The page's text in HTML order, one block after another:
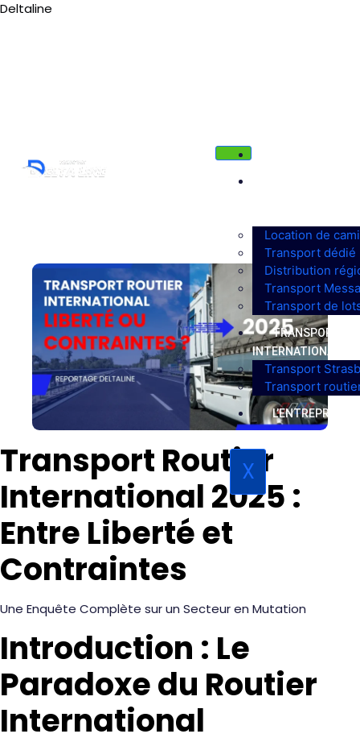
Deltaline
Location de
Transport dédié
Distribution
Transport
Transport de
TRANSPORT
INTERNATIONAL
Transport
Transport
L’ENTREPRISE
X
Transport Routier
International 2025 :
Entre Liberté et
Contraintes
Une Enquête Complète sur un Secteur en Mutation
Introduction : Le
Paradoxe du Routier
International